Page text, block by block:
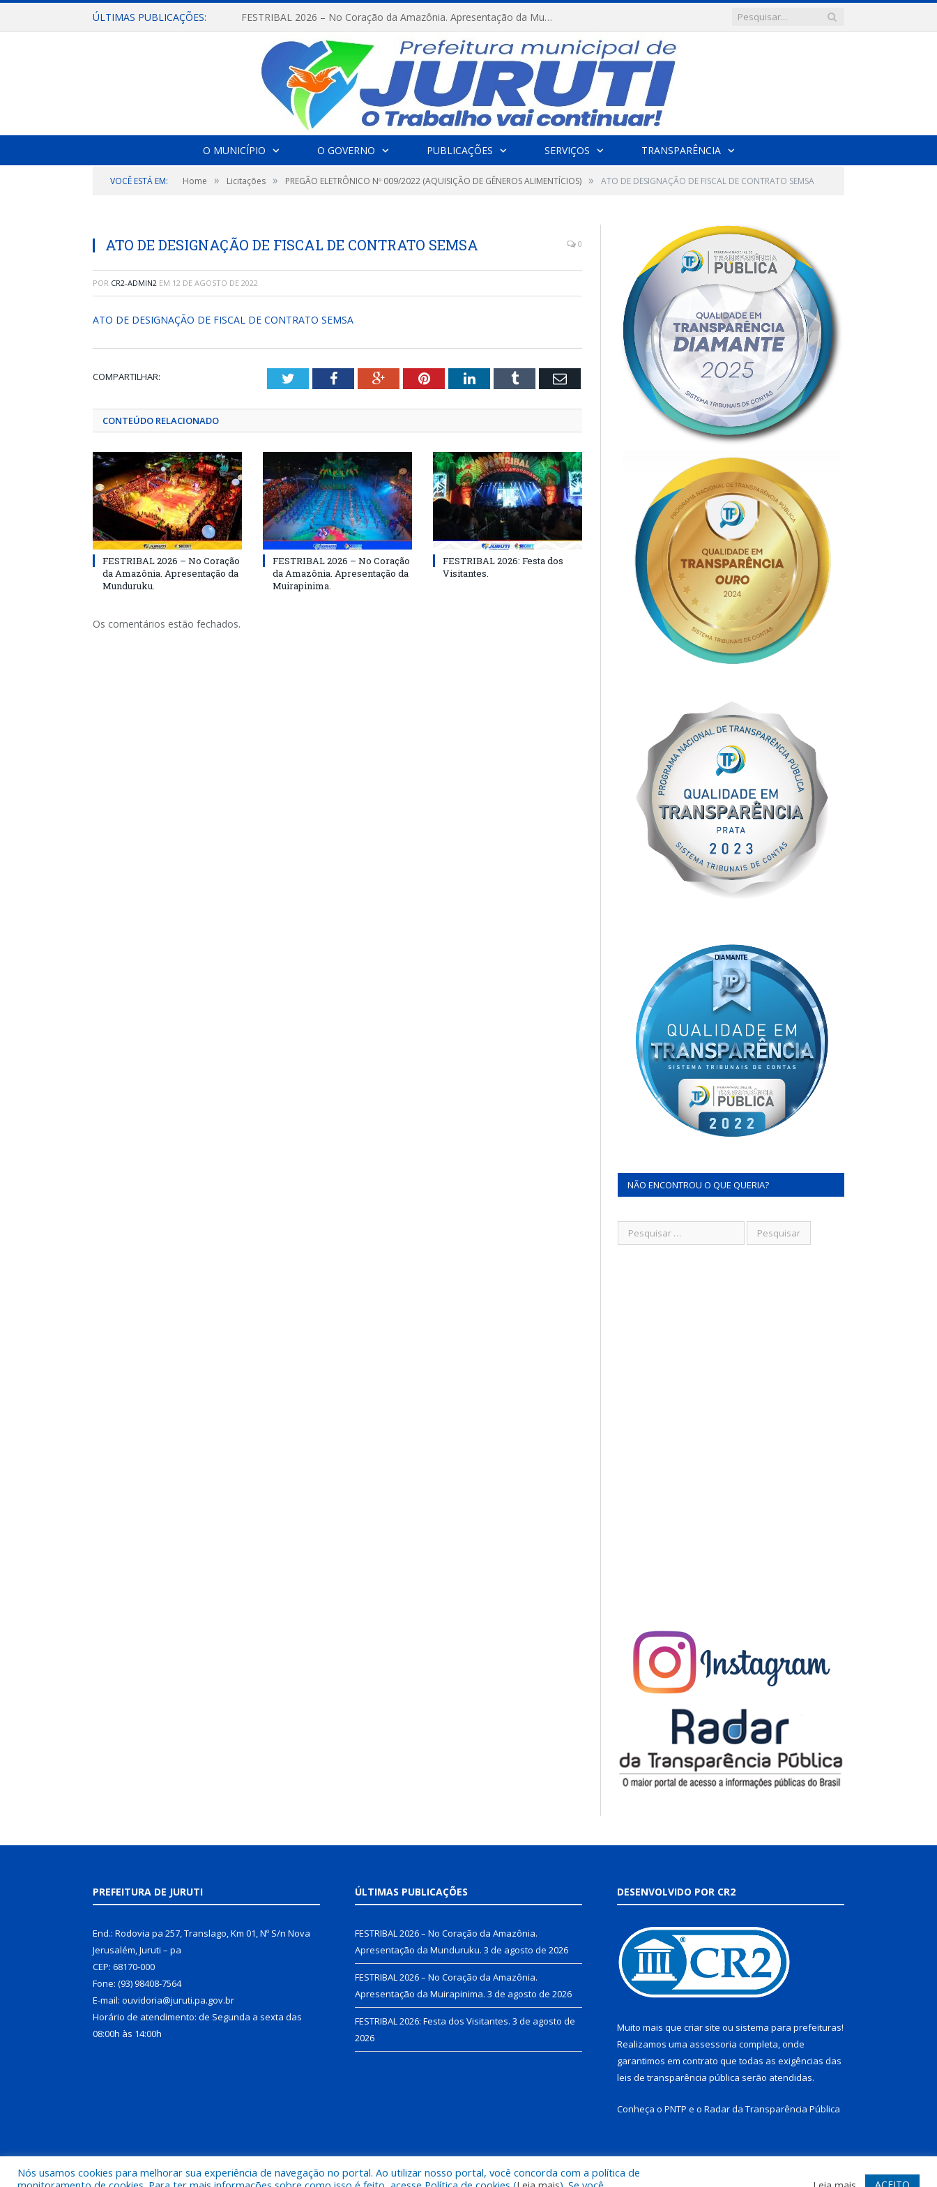
ÚLTIMAS PUBLICAÇÕES: FESTRIBAL 2026 – No Coração da Amazônia. Apresentação da Munduruku.
O MUNICÍPIO O GOVERNO PUBLICAÇÕES SERVIÇOS TRANSPARÊNCIA
VOCÊ ESTÁ EM: Home » Licitações » PREGÃO ELETRÔNICO Nº 009/2022 (AQUISIÇÃO DE GÊNEROS ALIMENTÍCIOS) » ATO DE DESIGNAÇÃO DE FISCAL DE CONTRATO SEMSA
ATO DE DESIGNAÇÃO DE FISCAL DE CONTRATO SEMSA 0
POR CR2-ADMIN2 EM 12 DE AGOSTO DE 2022
ATO DE DESIGNAÇÃO DE FISCAL DE CONTRATO SEMSA
COMPARTILHAR: TwitterFacebookGoogle+PinterestLinkedInTumblr Email
CONTEÚDO RELACIONADO
FESTRIBAL 2026 – No Coração
da Amazônia. Apresentação da
Munduruku.
FESTRIBAL 2026 – No Coração
da Amazônia. Apresentação da
Muirapinima.
FESTRIBAL 2026: Festa dos
Visitantes.
Os comentários estão fechados.
NÃO ENCONTROU O QUE QUERIA?
PREFEITURA DE JURUTI
End.: Rodovia pa 257, Translago, Km 01, Nº S/n Nova
Jerusalém, Juruti – pa
CEP: 68170-000
Fone: (93) 98408-7564
E-mail: ouvidoria@juruti.pa.gov.br
Horário de atendimento: de Segunda a sexta das
08:00h às 14:00h
ÚLTIMAS PUBLICAÇÕES
FESTRIBAL 2026 – No Coração da Amazônia.
Apresentação da Munduruku. 3 de agosto de 2026
FESTRIBAL 2026 – No Coração da Amazônia.
Apresentação da Muirapinima. 3 de agosto de 2026
FESTRIBAL 2026: Festa dos Visitantes. 3 de agosto de
2026
DESENVOLVIDO POR CR2
Muito mais que criar site ou sistema para prefeituras!
Realizamos uma assessoria completa, onde
garantimos em contrato que todas as exigências das
leis de transparência pública serão atendidas.
Conheça o PNTP e o Radar da Transparência Pública
Todos os direitos reservados a Prefeitura Municipal de Juruti. Mapa do Site Acessar Webmail
Nós usamos cookies para melhorar sua experiência de navegação no portal. Ao utilizar nosso portal, você concorda com a política de
ACEITO